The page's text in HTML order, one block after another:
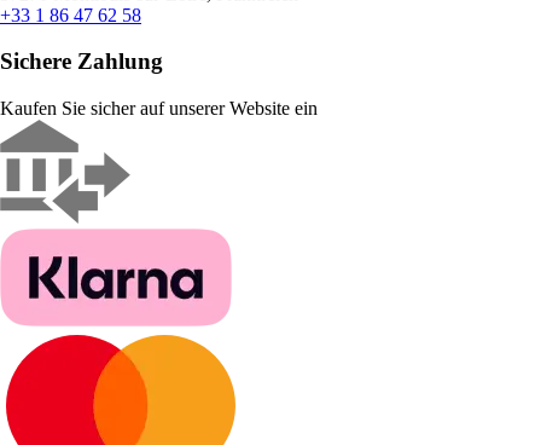
+33 1 86 47 62 58
Sichere Zahlung
Kaufen Sie sicher auf unserer Website ein